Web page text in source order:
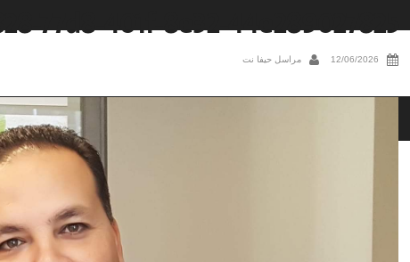
77d8-401f-8e32-44e289027825
12/06/2026 مراسل حيفا نت